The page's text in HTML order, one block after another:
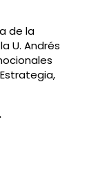
de la
U. Andrés